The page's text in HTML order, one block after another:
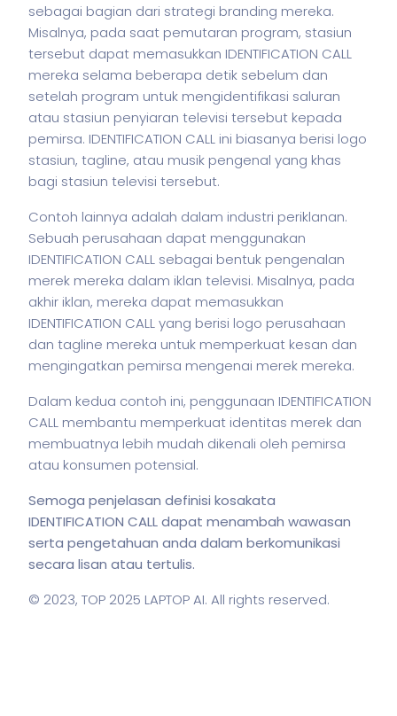
sebagai bagian dari strategi branding mereka.
Misalnya, pada saat pemutaran program, stasiun
tersebut dapat memasukkan IDENTIFICATION CALL
mereka selama beberapa detik sebelum dan
setelah program untuk mengidentifikasi saluran
atau stasiun penyiaran televisi tersebut kepada
pemirsa. IDENTIFICATION CALL ini biasanya berisi logo
stasiun, tagline, atau musik pengenal yang khas
bagi stasiun televisi tersebut.
Contoh lainnya adalah dalam industri periklanan.
Sebuah perusahaan dapat menggunakan
IDENTIFICATION CALL sebagai bentuk pengenalan
merek mereka dalam iklan televisi. Misalnya, pada
akhir iklan, mereka dapat memasukkan
IDENTIFICATION CALL yang berisi logo perusahaan
dan tagline mereka untuk memperkuat kesan dan
mengingatkan pemirsa mengenai merek mereka.
Dalam kedua contoh ini, penggunaan IDENTIFICATION
CALL membantu memperkuat identitas merek dan
membuatnya lebih mudah dikenali oleh pemirsa
atau konsumen potensial.
Semoga penjelasan definisi kosakata
IDENTIFICATION CALL dapat menambah wawasan
serta pengetahuan anda dalam berkomunikasi
secara lisan atau tertulis.
© 2023, TOP 2025 LAPTOP AI. All rights reserved.